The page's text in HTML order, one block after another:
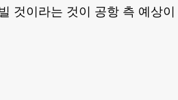
것이라는 것이 공항 측 예상이